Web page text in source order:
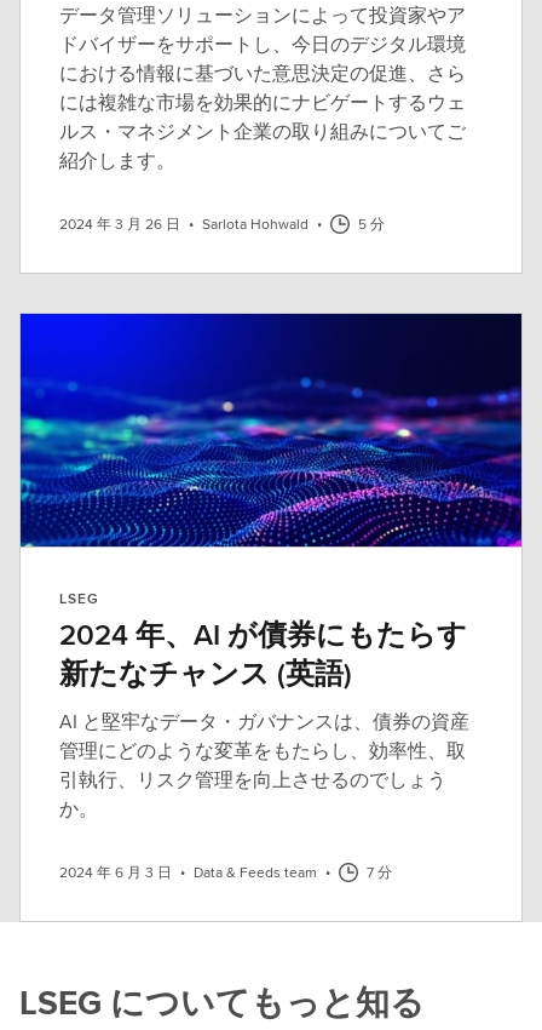
データ管理ソリューションによって投資家やア
ドバイザーをサポートし、今日のデジタル環境
における情報に基づいた意思決定の促進、さら
には複雑な市場を効果的にナビゲートするウェ
ルス・マネジメント企業の取り組みについてご
紹介します。
2024 年 3 月 26 日 • Sarlota Hohwald • 5 分
LSEG
2024 年、AI が債券にもたらす
新たなチャンス (英語)
AI と堅牢なデータ・ガバナンスは、債券の資産
管理にどのような変革をもたらし、効率性、取
引執行、リスク管理を向上させるのでしょう
か。
2024 年 6 月 3 日 • Data & Feeds team • 7 分
LSEG についてもっと知る